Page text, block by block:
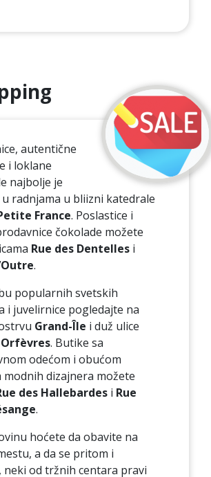
autentične
i loklane
najbolje je
radnjama u bliizni katedrale
France. Poslastice i
čokolade možete
Rue des Dentelles i
.
popularnih svetskih
i juvelirnice pogledajte na
Grand-Île i duž ulice
Orfèvres. Butike sa
odećom i obućom
dizajnera možete
des Hallebardes i Rue
.
hoćete da obavite na
a da se pritom i
neki od tržnih centara pravi